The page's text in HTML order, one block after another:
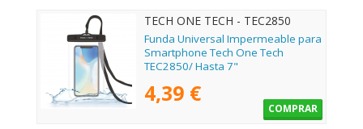
TECH ONE TECH - TEC2850
Funda Universal Impermeable para
Smartphone Tech One Tech
TEC2850/ Hasta 7"
4,39 €
COMPRAR